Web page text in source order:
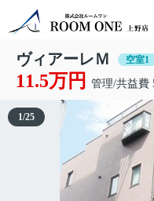
ヴィアーレＭ 空室1
11.5万円 管理/共益費
1/25